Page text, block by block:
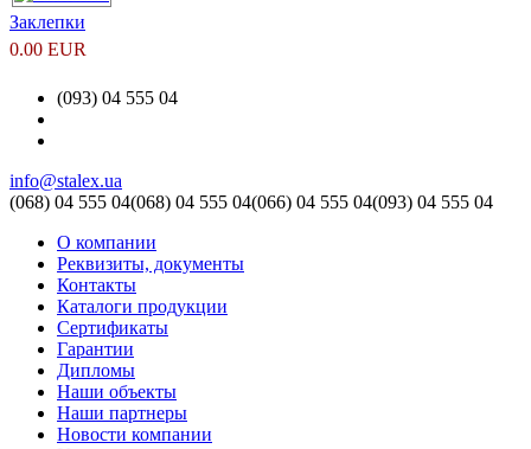
Заклепки
0.00 EUR
(093) 04 555 04
info@stalex.ua
(068) 04 555 04(068) 04 555 04(066) 04 555 04(093) 04 555 04
О компании
Реквизиты, документы
Контакты
Каталоги продукции
Сертификаты
Гарантии
Дипломы
Наши объекты
Наши партнеры
Новости компании